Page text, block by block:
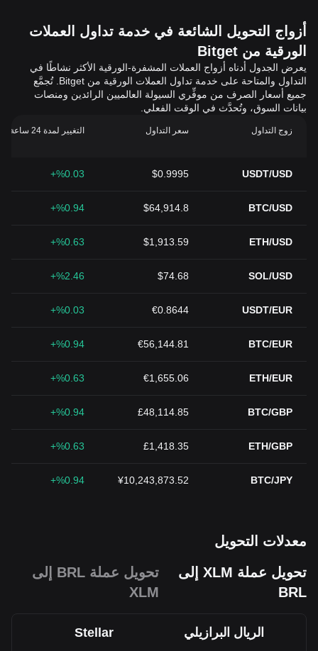
أزواج التحويل الشائعة في خدمة تداول العملات
الورقية من Bitget
يعرض الجدول أدناه أزواج العملات المشفرة-الورقية الأكثر نشاطًا في
التداول والمتاحة على خدمة تداول العملات الورقية من Bitget. تُجمَّع
جميع أسعار الصرف من موفِّري السيولة العالميين الرائدين ومنصات
بيانات السوق، وتُحدَّث في الوقت الفعلي.
زوج التداول سعر التداول التغيير لمدة 24 ساعة (%)
USDT/USD
$0.9995
%0.03+
BTC/USD
$64,914.8
%0.94+
ETH/USD
$1,913.59
%0.63+
SOL/USD
$74.68
%2.46+
USDT/EUR
€0.8644
%0.03+
BTC/EUR
€56,144.81
%0.94+
ETH/EUR
€1,655.06
%0.63+
BTC/GBP
£48,114.85
%0.94+
ETH/GBP
£1,418.35
%0.63+
BTC/JPY
¥10,243,873.52
%0.94+
معدلات التحويل
تحويل عملة XLM إلى
BRL
تحويل عملة BRL إلى
XLM
Stellar الريال البرازيلي